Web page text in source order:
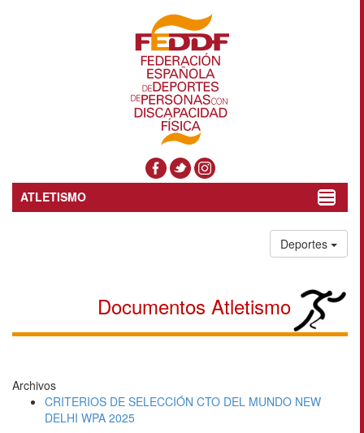
ATLETISMO
Toggle
Deportes
Documentos Atletismo
Archivos
CRITERIOS DE SELECCIÓN CTO DEL MUNDO NEW
DELHI WPA 2025